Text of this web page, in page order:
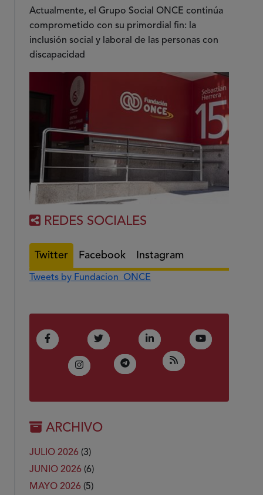
Actualmente, el Grupo Social ONCE continúa
comprometido con su primordial fin: la
inclusión social y laboral de las personas con
discapacidad
REDES SOCIALES
Twitter Facebook Instagram
Tweets by Fundacion_ONCE
Facebook
(Abre en nueva ventana)
Twitter
(Abre en nueva ventana)
LinkedIn
(Abre en nueva ventana)
Youtube
(Abre en
Instagram
(Abre en nueva ventana)
Telegram
(Abre en nueva ventana)
RSS
(Abre en nueva
ARCHIVO
JULIO 2026 (3)
JUNIO 2026 (6)
MAYO 2026 (5)